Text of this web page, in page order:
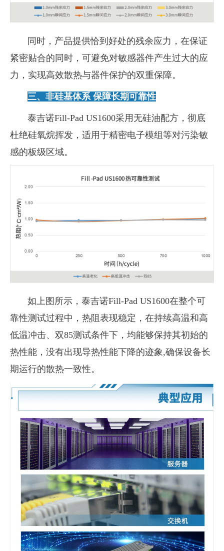
同时，产品提供恰到好处的残余应力，在保证
紧密贴合的同时，可避免对敏感器件产生过大的应
力，实现高效散热与器件保护的双重保障。
三、 非硅基体系 保障长期可靠性
泰吉诺Fill-Pad US1600采用无硅油配方，彻底
杜绝硅氧烷挥发，适用于精密电子模组等对污染敏
感的板级区域。
如上图所示，泰吉诺Fill-Pad US1600在整个可
靠性测试过程中，热阻表现稳定，在持续高温和高
低温冲击、双85测试条件下，均能够保持其初始的
热性能，没有出现导热性能下降的迹象,确保设备长
期运行的散热一致性。